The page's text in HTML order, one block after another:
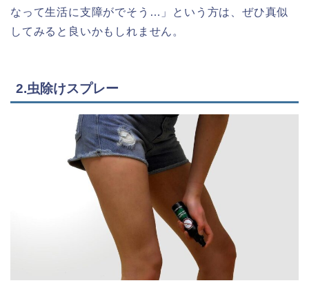
なって生活に支障がでそう…」という方は、ぜひ真似
してみると良いかもしれません。
2.虫除けスプレー